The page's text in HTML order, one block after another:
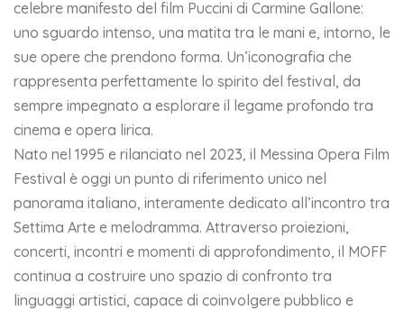
celebre manifesto del film Puccini di Carmine Gallone:
uno sguardo intenso, una matita tra le mani e, intorno, le
sue opere che prendono forma. Un’iconografia che
rappresenta perfettamente lo spirito del festival, da
sempre impegnato a esplorare il legame profondo tra
cinema e opera lirica.
Nato nel 1995 e rilanciato nel 2023, il Messina Opera Film
Festival è oggi un punto di riferimento unico nel
panorama italiano, interamente dedicato all’incontro tra
Settima Arte e melodramma. Attraverso proiezioni,
concerti, incontri e momenti di approfondimento, il MOFF
continua a costruire uno spazio di confronto tra
linguaggi artistici, capace di coinvolgere pubblico e